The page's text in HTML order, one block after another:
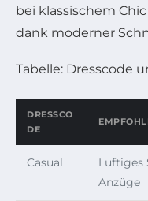
bei klassischem
dank moderner
Tabelle: Dresscode
DRESSCO
DE
Casual
Luftiges
Anzüge